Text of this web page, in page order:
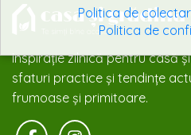
Inspirație zilnică pentru casă
sfaturi practice și tendințe
frumoase și primitoare.
Politica de
Politica de